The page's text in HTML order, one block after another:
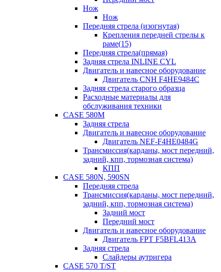
Нож
Нож
Передняя стрела (изогнутая)
Крепления передней стрелы к
раме(15)
Передняя стрела(прямая)
Задняя стрела INLINE CYL
Двигатель и навесное оборудование
Двигатель CNH F4HE9484C
Задняя стрела старого образца
Расходные материалы для
обслуживания техники
CASE 580M
Задняя стрела
Двигатель и навесное оборудование
Двигатель NEF-F4HE0484G
Трансмиссия(карданы, мост передний,
задний, кпп, тормозная система)
КПП
CASE 580N, 590SN
Передняя стрела
Трансмиссия(карданы, мост передний,
задний, кпп, тормозная система)
Задний мост
Передний мост
Двигатель и навесное оборудование
Двигатель FPT F5BFL413A
Задняя стрела
Слайдеры аутригера
CASE 570 T/ST